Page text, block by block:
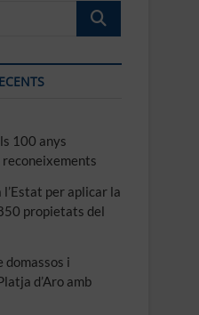
Cercar
100 anys
l’Estat per aplicar la
propietats del
domassos i
d’Aro amb